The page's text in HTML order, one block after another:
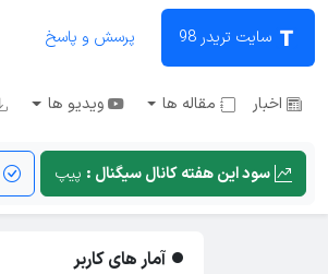
سایت تریدر 98 پرسش و پاسخ
اخبار مقاله ها ویدیو ها
سود این هفته کانال سیگنال : پیپ
آمار های کاربر